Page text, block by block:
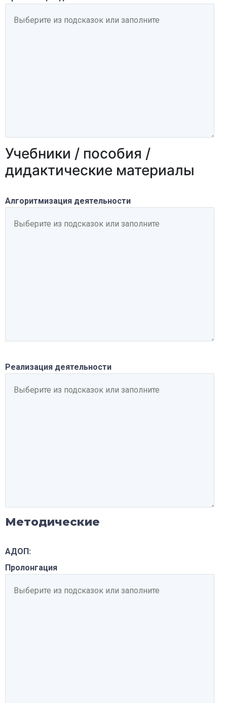
Учебники / пособия /
дидактические материалы
Алгоритмизация деятельности
Реализация деятельности
Методические
АДОП:
Пролонгация